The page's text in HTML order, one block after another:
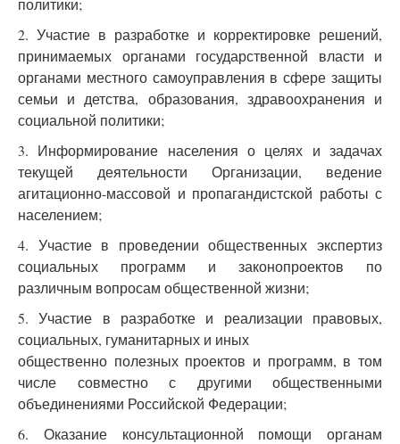
2. Участие в разработке и корректировке решений,
принимаемых органами государственной власти и
органами местного самоуправления в сфере защиты
семьи и детства, образования, здравоохранения и
социальной политики;
3. Информирование населения о целях и задачах
текущей деятельности Организации, ведение
агитационно-массовой и пропагандистской работы с
населением;
4. Участие в проведении общественных экспертиз
социальных программ и законопроектов по
различным вопросам общественной жизни;
5. Участие в разработке и реализации правовых,
социальных, гуманитарных и иных
общественно полезных проектов и программ, в том
числе совместно с другими общественными
объединениями Российской Федерации;
6. Оказание консультационной помощи органам